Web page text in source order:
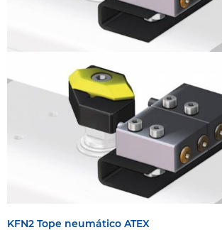
KFN2 Tope neumático ATEX